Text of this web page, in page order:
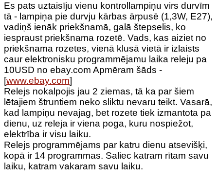
Es pats uztaisīju vienu kontrollampiņu virs durvīm
tā - lampiņa pie durvju kārbas ārpusē (1,3W, E27),
vadiņš ienāk priekšnamā, galā štepselis, ko
iespraust priekšnama rozetē. Vads, kas aiziet no
priekšnama rozetes, vienā klusā vietā ir izlaists
caur elektronisku programmējamu laika releju pa
10USD no ebay.com Apmēram šāds -
[www.ebay.com]
Relejs nokalpojis jau 2 ziemas, tā ka par šiem
lētajiem štruntiem neko sliktu nevaru teikt. Vasarā,
kad lampiņu nevajag, bet rozete tiek izmantota pa
dienu, uz releja ir viena poga, kuru nospiežot,
elektrība ir visu laiku.
Relejs programmējams par katru dienu atsevišķi,
kopā ir 14 programmas. Saliec katram rītam savu
laiku, katram vakaram savu laiku.